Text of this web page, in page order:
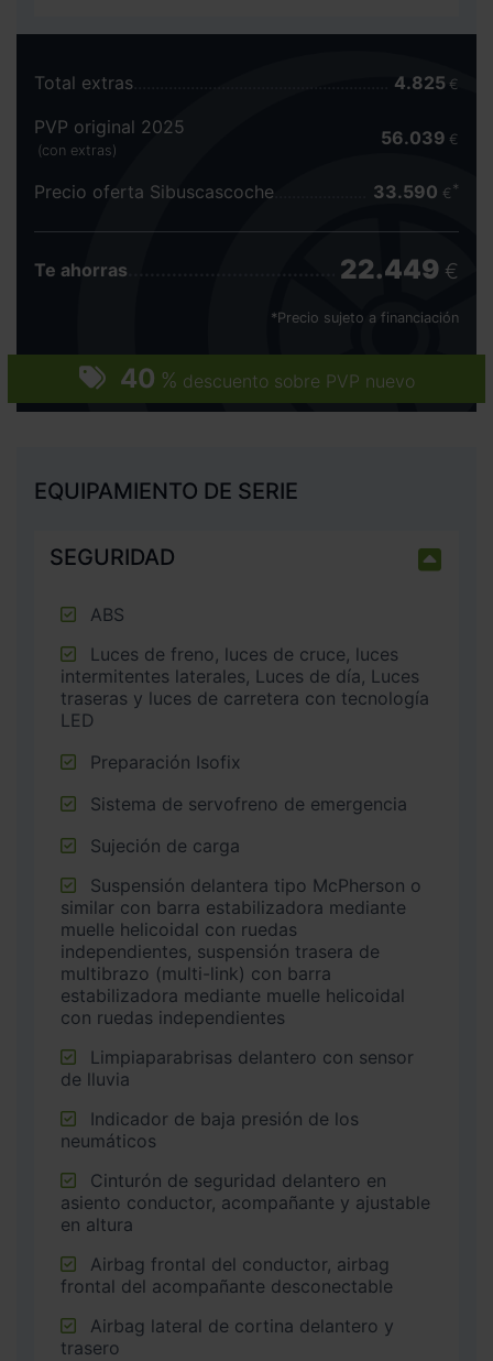
40 % descuento sobre PVP nuevo
Total extras 4.825 €
PVP original 2025
(con extras)
56.039 €
Precio oferta Sibuscascoche 33.590 €
Te ahorras 22.449 €
*Precio sujeto a financiación
EQUIPAMIENTO DE SERIE
SEGURIDAD
ABS
intermitentes laterales, Luces de día, Luces
traseras y luces de carretera con tecnología
LED
Preparación Isofix
Sistema de servofreno de emergencia
Sujeción de carga
similar con barra estabilizadora mediante
muelle helicoidal con ruedas
independientes, suspensión trasera de
multibrazo (multi-link) con barra
estabilizadora mediante muelle helicoidal
con ruedas independientes
de lluvia
neumáticos
asiento conductor, acompañante y ajustable
en altura
frontal del acompañante desconectable
trasero